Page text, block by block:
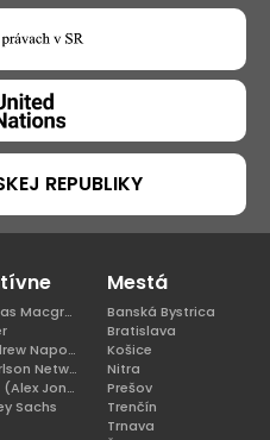
REPUBLIKY
Col. Douglas Macgregor, Ph.D
Judge Andrew Napolitano
Tucker Carlson Network
INFOWARS (Alex Jones)
Sachs
Mestá
Banská Bystrica
Bratislava
Košice
Nitra
Prešov
Trenčín
Trnava